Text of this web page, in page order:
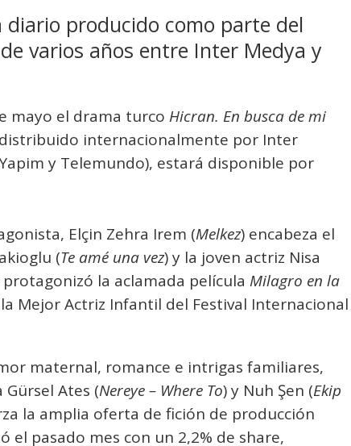
producido como parte del
varios años entre Inter Medya y
mayo el drama turco Hicran. En busca de mi
distribuido internacionalmente por Inter
y Telemundo), estará disponible por
Elçin Zehra Irem (Melkez) encabeza el
(Te amé una vez) y la joven actriz Nisa
la aclamada película Milagro en la
Mejor Actriz Infantil del Festival Internacional
maternal, romance e intrigas familiares,
Ates (Nereye – Where To) y Nuh Şen (Ekip
la amplia oferta de fición de producción
pasado mes con un 2,2% de share,